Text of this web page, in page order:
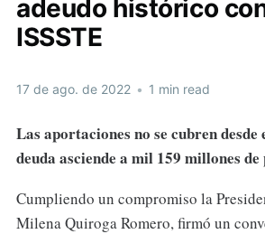
adeudo histórico
ISSSTE
17 de ago. de 2022 • 1 min read
Las aportaciones no se cubren desde
deuda asciende a mil 159 millones de
Cumpliendo un compromiso la
Milena Quiroga Romero, firmó un